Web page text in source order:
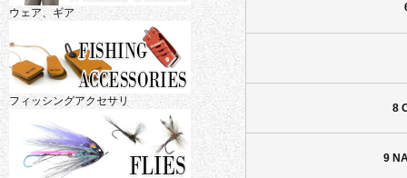
8
9
ウェア、ギア
フィッシングアクセサリ